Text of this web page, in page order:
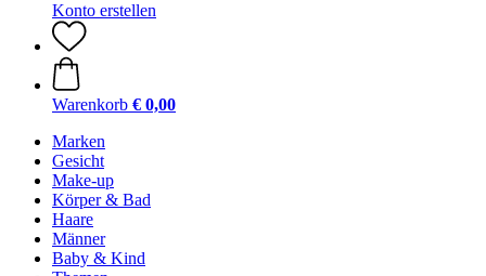
Konto erstellen
Warenkorb € 0,00
Marken
Gesicht
Make-up
Körper & Bad
Haare
Männer
Baby & Kind